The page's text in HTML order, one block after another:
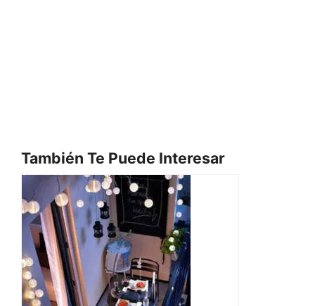
También Te Puede Interesar